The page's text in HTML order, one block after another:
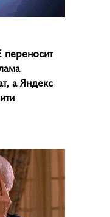
переносит
а Яндекс